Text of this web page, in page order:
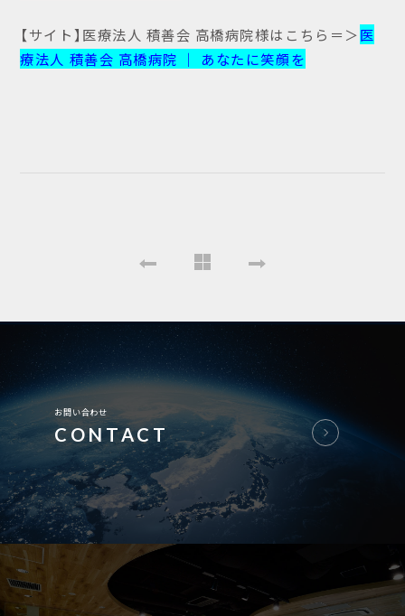
【サイト】医療法人 積善会 高橋病院様はこちら＝＞医
療法人 積善会 高橋病院 ｜ あなたに笑顔を
お問い合わせ
CONTACT